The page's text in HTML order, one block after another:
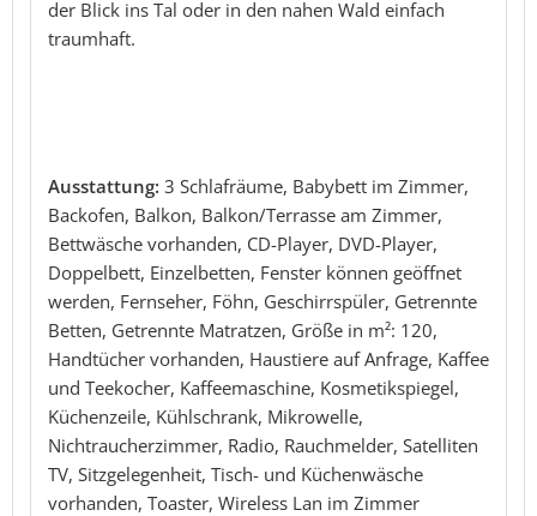
der Blick ins Tal oder in den nahen Wald einfach
traumhaft.
Ausstattung: 3 Schlafräume, Babybett im Zimmer,
Backofen, Balkon, Balkon/Terrasse am Zimmer,
Bettwäsche vorhanden, CD-Player, DVD-Player,
Doppelbett, Einzelbetten, Fenster können geöffnet
werden, Fernseher, Föhn, Geschirrspüler, Getrennte
Betten, Getrennte Matratzen, Größe in m²: 120,
Handtücher vorhanden, Haustiere auf Anfrage, Kaffee
und Teekocher, Kaffeemaschine, Kosmetikspiegel,
Küchenzeile, Kühlschrank, Mikrowelle,
Nichtraucherzimmer, Radio, Rauchmelder, Satelliten
TV, Sitzgelegenheit, Tisch- und Küchenwäsche
vorhanden, Toaster, Wireless Lan im Zimmer